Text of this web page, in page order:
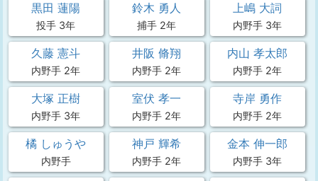
黒田 蓮陽
投手 3年
鈴木 勇人
捕手 2年
上嶋 大詞
内野手 3年
久藤 憲斗
内野手 2年
井阪 脩翔
内野手 2年
内山 孝太郎
内野手 2年
大塚 正樹
内野手 3年
室伏 孝一
内野手 2年
寺岸 勇作
内野手 2年
橘 しゅうや
内野手
神戸 輝希
内野手 2年
金本 伸一郎
内野手 3年